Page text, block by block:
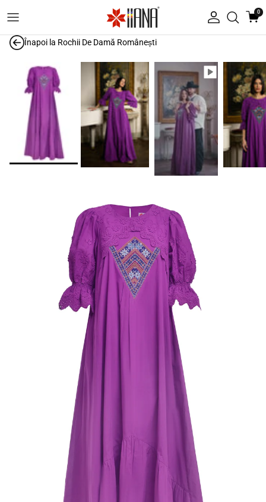
Autentificare
0
Înapoi la Rochii De Damă Românești